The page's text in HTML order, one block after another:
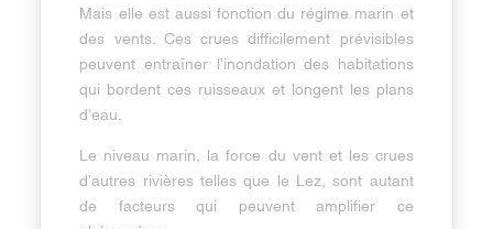
Mais elle est aussi fonction du régime marin et
des vents. Ces crues difficilement prévisibles
peuvent entraîner l’inondation des habitations
qui bordent ces ruisseaux et longent les plans
d’eau.
Le niveau marin, la force du vent et les crues
d’autres rivières telles que le Lez, sont autant
de facteurs qui peuvent amplifier ce